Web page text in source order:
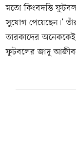
মতো কিংবদন্তি
সুযোগ পেয়েছেন।’
তারকাদের অনেককেই
ফুটবলের জাদু আজীবন